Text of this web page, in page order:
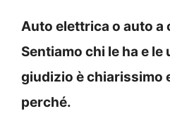
Auto elettrica o auto a
Sentiamo chi le ha e le
giudizio è chiarissimo
perché.